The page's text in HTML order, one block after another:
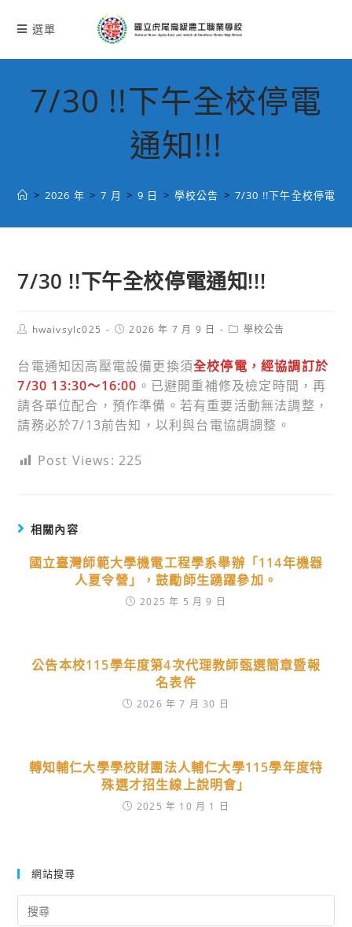
選單
7/30 !!下午全校停電
通知!!!
> 2026 年 > 7 月 > 9 日 > 學校公告 > 7/30 !!下午全校停電通
7/30 !!下午全校停電通知!!!
Posthwaivsylc025
Post2026 年 7 月 9 日
Post學校公告
台電通知因高壓電設備更換須全校停電，經協調訂於
7/30 13:30～16:00 。已避開重補修及檢定時間，再
請各單位配合，預作準備。若有重要活動無法調整，
請務必於7/13前告知，以利與台電協調調整。
Post Views: 225
相關內容
國立臺灣師範大學機電工程學系舉辦「114年機器
人夏令營」，鼓勵師生踴躍參加。
2025 年 5 月 9 日
公告本校115學年度第4次代理教師甄選簡章暨報
名表件
2026 年 7 月 30 日
轉知輔仁大學學校財團法人輔仁大學115學年度特
殊選才招生線上說明會」
2025 年 10 月 1 日
網站搜尋
for: